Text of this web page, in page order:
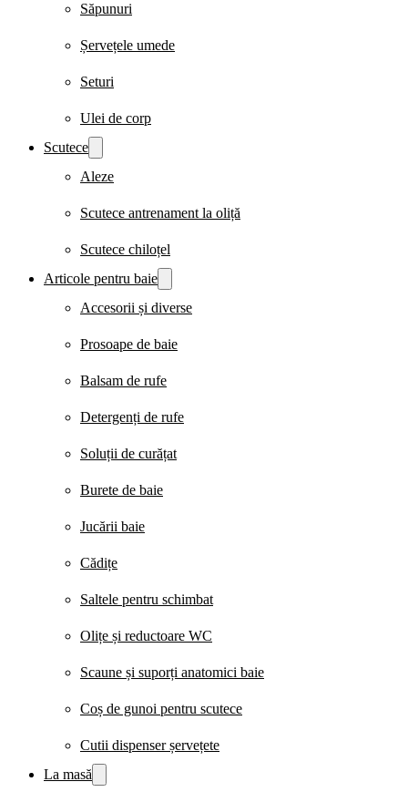
Săpunuri
Șervețele umede
Seturi
Ulei de corp
Scutece
Aleze
Scutece antrenament la oliță
Scutece chiloțel
Articole pentru baie
Accesorii și diverse
Prosoape de baie
Balsam de rufe
Detergenți de rufe
Soluții de curățat
Burete de baie
Jucării baie
Cădițe
Saltele pentru schimbat
Olițe și reductoare WC
Scaune și suporți anatomici baie
Coș de gunoi pentru scutece
Cutii dispenser șervețete
La masă